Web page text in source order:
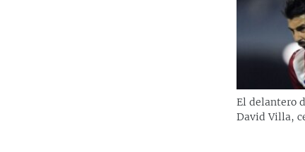
El delantero
David Villa,